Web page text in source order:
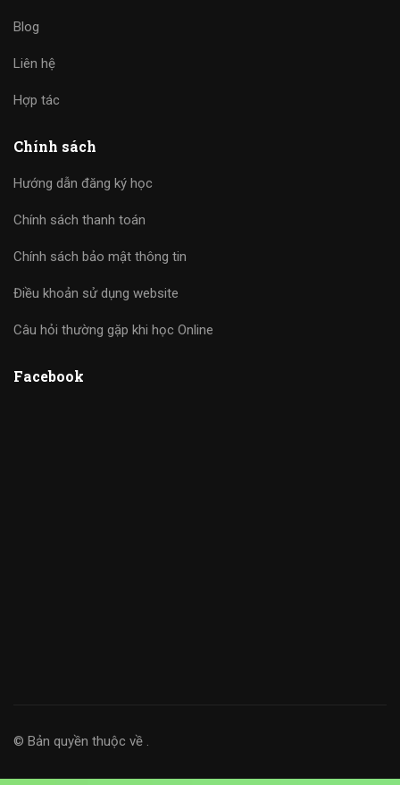
Blog
Liên hệ
Hợp tác
Chính sách
Hướng dẫn đăng ký học
Chính sách thanh toán
Chính sách bảo mật thông tin
Điều khoản sử dụng website
Câu hỏi thường gặp khi học Online
Facebook
© Bản quyền thuộc về .